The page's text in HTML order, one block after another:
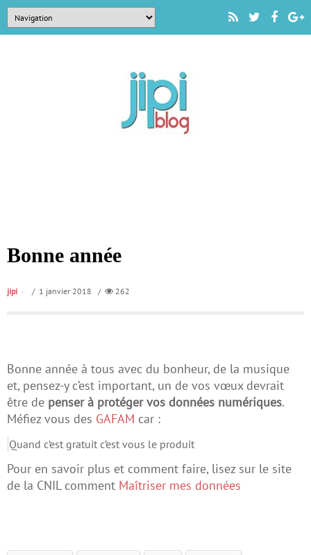
Bonne année
jipi / 1 janvier 2018 / 262
Bonne année à tous avec du bonheur, de la musique
et, pensez-y c’est important, un de vos vœux devrait
être de penser à protéger vos données numériques.
Méfiez vous des GAFAM car :
Quand c’est gratuit c’est vous le produit
Pour en savoir plus et comment faire, lisez sur le site
de la CNIL comment Maîtriser mes données